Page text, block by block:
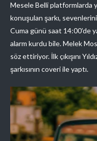
Mesele Belli platformlarda
konuşulan şarkı,
Cuma günü saat 14:00’de
alarm kurdu bile. Melek
söz ettiriyor. İlk çıkışını
şarkısının coveri ile yaptı.